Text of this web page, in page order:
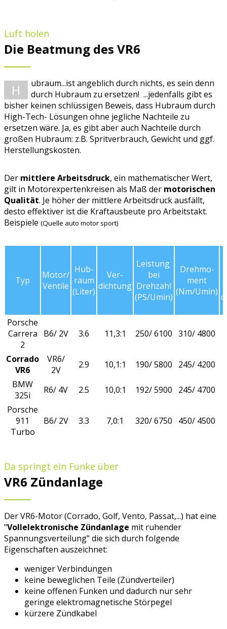
Luft holen
Die Beatmung des VR6
H
ubraum...ist angeblich durch nichts, es sein denn
durch Hubraum zu ersetzen! ...jedenfalls gibt es
bisher keinen schlüssigen Beweis, dass Hubraum durch
High-Tech- Lösungen ohne jegliche Nachteile zu
ersetzen wäre. Ja, es gibt aber auch Nachteile durch
großen Hubraum: z.B. Spritverbrauch, Gewicht und ggf.
Herstellungskosten.
Der mittlere Arbeitsdruck, ein mathematischer Wert,
gilt in Motorexpertenkreisen als Maß der motorischen
Qualität. Je höher der mittlere Arbeitsdruck ausfällt,
desto effektiver ist die Kraftausbeute pro Arbeitstakt.
Beispiele (Quelle auto motor sport)
Typ
Motor/
Ventile
Hub-
raum
(Liter)
Ver-
dichtung
Leistung
bei
Drehzahl
(PS/Umin)
Drehmo-
ment
(Nm/Umin)
Porsche
Carrera
2
B6/ 2V 3.6 11,3:1 250/ 6100 310/ 4800
Corrado
VR6
VR6/
2V
2.9 10,1:1 190/ 5800
245/ 4200
BMW
325i
R6/ 4V 2.5 10,0:1 192/ 5900
245/ 4700
Porsche
911
Turbo
B6/ 2V 3.3 7,0:1 320/ 6750 450/ 4500
Da springt ein Funke über
VR6 Zündanlage
Der VR6-Motor (Corrado, Golf, Vento, Passat,...) hat eine
"Vollelektronische Zündanlage mit ruhender
Spannungsverteilung" die sich durch folgende
Eigenschaften auszeichnet:
weniger Verbindungen
keine beweglichen Teile (Zündverteiler)
keine offenen Funken und dadurch nur sehr
geringe elektromagnetische Störpegel
kürzere Zündkabel